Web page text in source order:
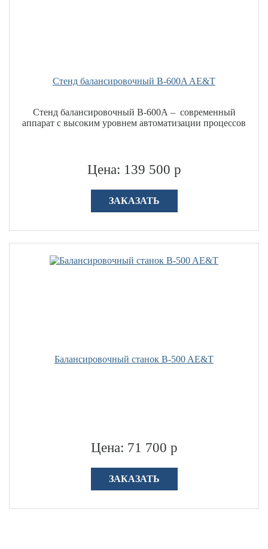
Стенд балансировочный B-600A AE&T
Стенд балансировочный В-600А – современный
аппарат с высоким уровнем автоматизации процессов
Цена: 139 500 р
ЗАКАЗАТЬ
Балансировочный станок B-500 AE&T
Цена: 71 700 р
ЗАКАЗАТЬ